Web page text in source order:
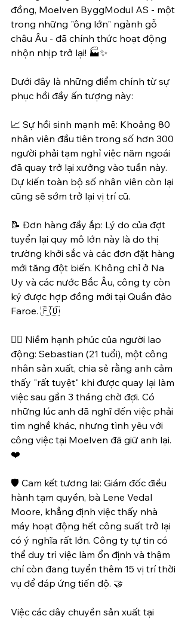
đồng, Moelven ByggModul AS - một
trong những "ông lớn" ngành gỗ
châu Âu - đã chính thức hoạt động
nhộn nhịp trở lại! 🏭✨
Dưới đây là những điểm chính từ sự
phục hồi đầy ấn tượng này:
📈 Sự hồi sinh mạnh mẽ: Khoảng 80
nhân viên đầu tiên trong số hơn 300
người phải tạm nghỉ việc năm ngoái
đã quay trở lại xưởng vào tuần này.
Dự kiến toàn bộ số nhân viên còn lại
cũng sẽ sớm trở lại vị trí cũ.
📝 Đơn hàng đầy ắp: Lý do của đợt
tuyển lại quy mô lớn này là do thị
trường khởi sắc và các đơn đặt hàng
mới tăng đột biến. Không chỉ ở Na
Uy và các nước Bắc Âu, công ty còn
ký được hợp đồng mới tại Quần đảo
Faroe. 🇫🇴
👷‍♂️ Niềm hạnh phúc của người lao
động: Sebastian (21 tuổi), một công
nhân sản xuất, chia sẻ rằng anh cảm
thấy "rất tuyệt" khi được quay lại làm
việc sau gần 3 tháng chờ đợi. Có
những lúc anh đã nghĩ đến việc phải
tìm nghề khác, nhưng tình yêu với
công việc tại Moelven đã giữ anh lại.
❤️
🛡️ Cam kết tương lai: Giám đốc điều
hành tạm quyền, bà Lene Vedal
Moore, khẳng định việc thấy nhà
máy hoạt động hết công suất trở lại
có ý nghĩa rất lớn. Công ty tự tin có
thể duy trì việc làm ổn định và thậm
chí còn đang tuyển thêm 15 vị trí thời
vụ để đáp ứng tiến độ. 🤝
Việc các dây chuyền sản xuất tại